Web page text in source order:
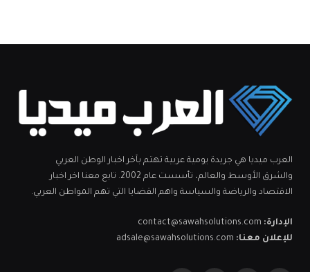
العرب ميديا هي جريدة يومية عربية تهتم بآخر اخبار الوطن العربي
والشرق الأوسط والعالم، تأسست عام 2002. تابع معنا اخر اخبار
الاقتصاد والرياضة والسياسة واهم القضايا التي تهم المواطن العربي.
الإدارة: contact@sawahsolutions.com
للإعلان معنا: adsale@sawahsolutions.com